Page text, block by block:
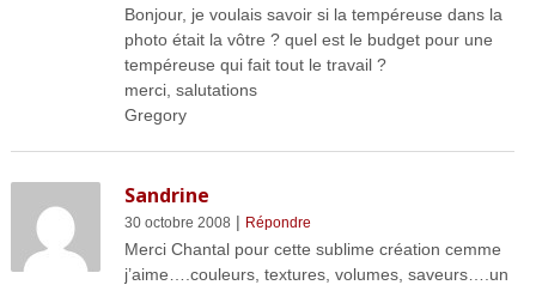
Bonjour, je voulais savoir si la tempéreuse dans la
photo était la vôtre ? quel est le budget pour une
tempéreuse qui fait tout le travail ?
merci, salutations
Gregory
Sandrine
30 octobre 2008 | Répondre
Merci Chantal pour cette sublime création cemme
j’aime….couleurs, textures, volumes, saveurs….un